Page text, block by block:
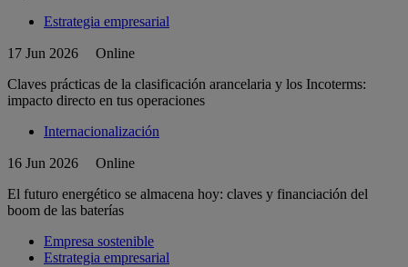
Estrategia empresarial
17 Jun 2026
Online
Claves prácticas de la clasificación arancelaria y los Incoterms:
impacto directo en tus operaciones
Internacionalización
16 Jun 2026
Online
El futuro energético se almacena hoy: claves y financiación del
boom de las baterías
Empresa sostenible
Estrategia empresarial